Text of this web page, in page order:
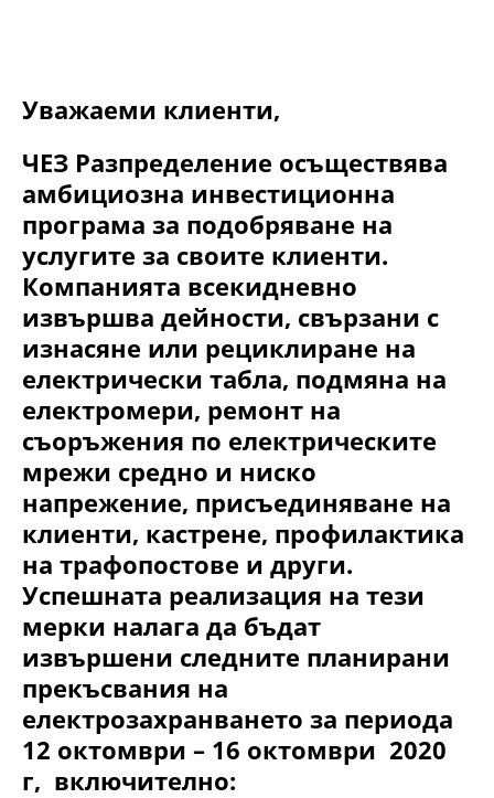
Уважаеми клиенти,
ЧЕЗ Разпределение осъществява
амбициозна инвестиционна
програма за подобряване на
услугите за своите клиенти.
Компанията всекидневно
извършва дейности, свързани с
изнасяне или рециклиране на
електрически табла, подмяна на
електромери, ремонт на
съоръжения по електрическите
мрежи средно и ниско
напрежение, присъединяване на
клиенти, кастрене, профилактика
на трафопостове и други.
Успешната реализация на тези
мерки налага да бъдат
извършени следните планирани
прекъсвания на
електрозахранването за периода
12 октомври – 16 октомври 2020
г, включително: